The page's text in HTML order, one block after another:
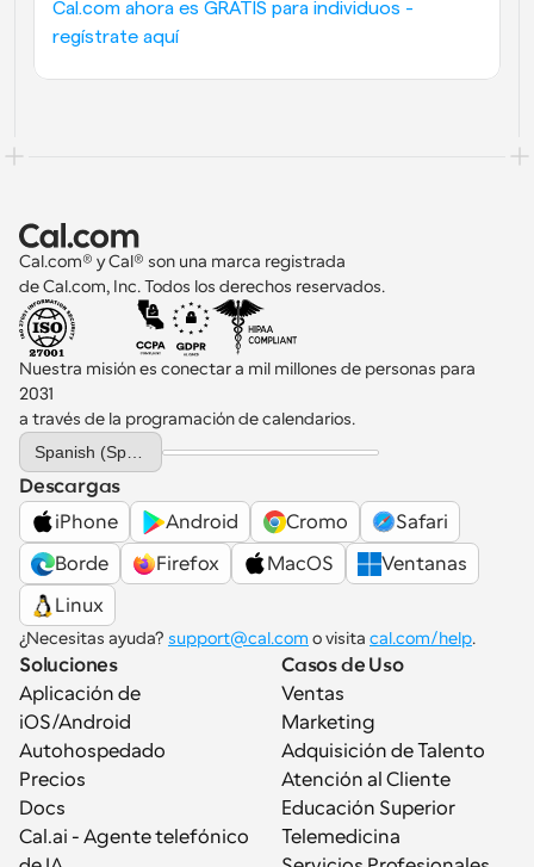
Cal.com ahora es GRATIS para individuos -
regístrate aquí
Cal.com® y Cal® son una marca registrada
de Cal.com, Inc. Todos los derechos reservados.
Nuestra misión es conectar a mil millones de personas para
2031
a través de la programación de calendarios.
Select Language
Descargas
iPhone
Android Cromo
Safari
Borde
Firefox MacOS
Ventanas
Linux
¿Necesitas ayuda? support@cal.com o visita cal.com/help.
Soluciones
Aplicación de
iOS/Android
Autohospedado
Precios
Docs
Cal.ai - Agente telefónico
Casos de Uso
Ventas
Marketing
Adquisición de Talento
Atención al Cliente
Educación Superior
Telemedicina